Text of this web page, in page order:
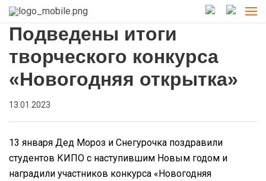
Подведены итоги
творческого конкурса
«Новогодняя открытка»
13.01.2023
13 января Дед Мороз и Снегурочка поздравили
студентов КИПО с наступившим Новым годом и
наградили участников конкурса «Новогодняя